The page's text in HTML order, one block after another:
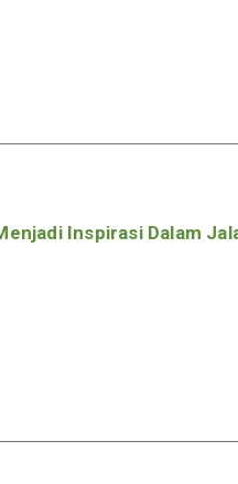
Inspirasi Dalam